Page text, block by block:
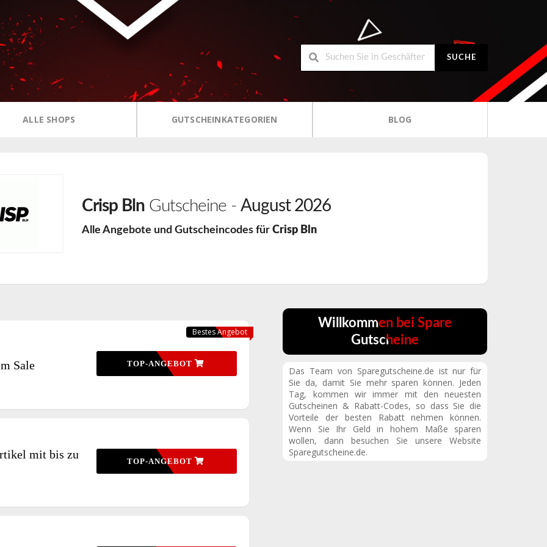
SUCHE
ALLE SHOPS GUTSCHEINKATEGORIEN BLOG
Crisp BlnGutscheine - August 2026
Alle Angebote und Gutscheincodes für Crisp Bln
Sale TOP-ANGEBOT
Bestes Angebot
mit bis zu
TOP-ANGEBOT
Willkommen bei Spare
Gutscheine
Das Team von Sparegutscheine.de ist nur für
Sie da, damit Sie mehr sparen können. Jeden
Tag, kommen wir immer mit den neuesten
Gutscheinen & Rabatt-Codes, so dass Sie die
Vorteile der besten Rabatt nehmen können.
Wenn Sie Ihr Geld in hohem Maße sparen
wollen, dann besuchen Sie unsere Website
Sparegutscheine.de.